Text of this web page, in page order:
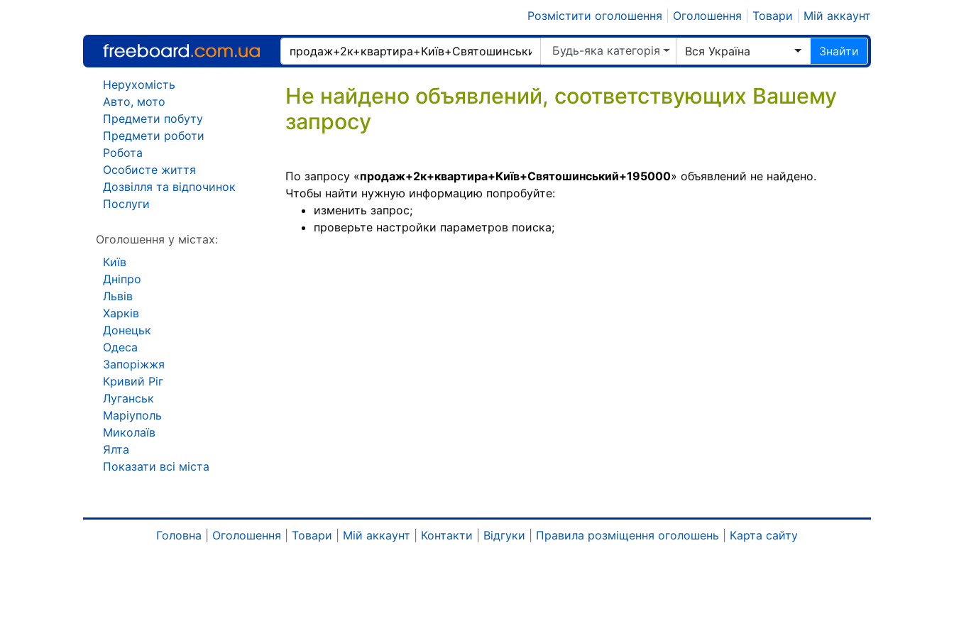
Розмістити оголошення Оголошення Товари Мій аккаунт
Будь-яка категорія Вся Україна Знайти
Не найдено объявлений, соответствующих Вашему
запросу
По запросу «продаж+2к+квартира+Київ+Святошинський+195000» объявлений не найдено.
Чтобы найти нужную информацию попробуйте:
изменить запрос;
проверьте настройки параметров поиска;
Нерухомість
Авто, мото
Предмети побуту
Предмети роботи
Робота
Особисте життя
Дозвілля та відпочинок
Послуги
Оголошення у містах:
Київ
Дніпро
Львів
Харків
Донецьк
Одеса
Запоріжжя
Кривий Ріг
Луганськ
Маріуполь
Миколаїв
Ялта
Показати всі міста
Головна Оголошення Товари Мій аккаунт Контакти Відгуки Правила розміщення оголошень Карта сайту